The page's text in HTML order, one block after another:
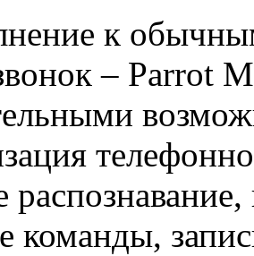
к
– Parrot
команды,